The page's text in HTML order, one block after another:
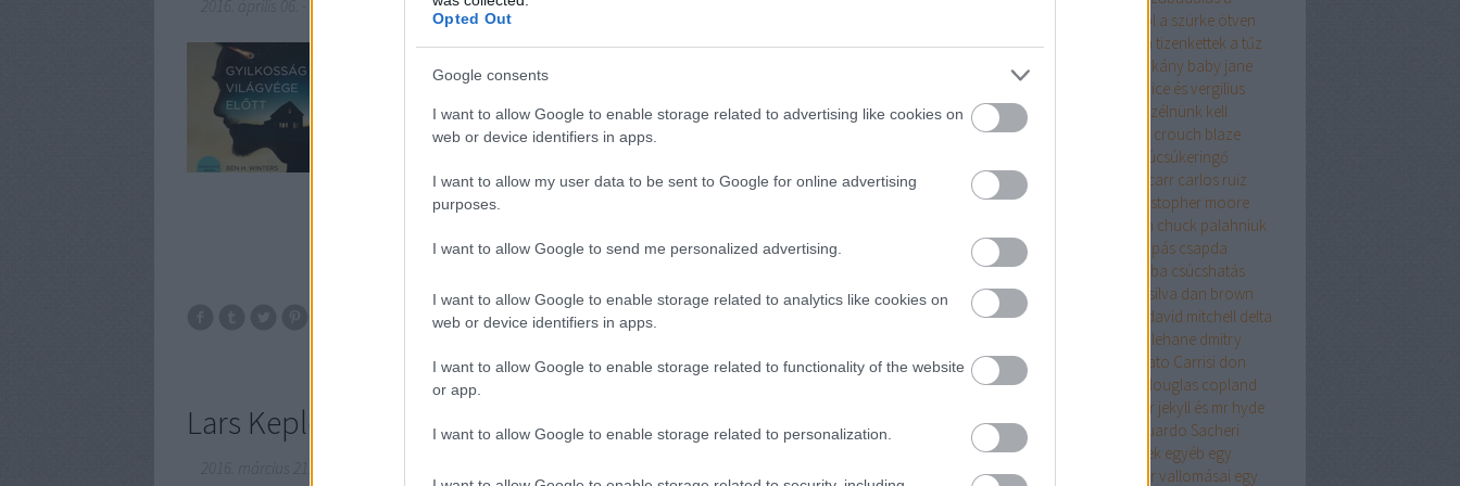
Opted Out
Google consents
I want to allow Google to enable storage related to advertising like cookies on
web or device identifiers in apps.
I want to allow my user data to be sent to Google for online advertising
purposes.
I want to allow Google to send me personalized advertising.
I want to allow Google to enable storage related to analytics like cookies on
web or device identifiers in apps.
I want to allow Google to enable storage related to functionality of the website
or app.
I want to allow Google to enable storage related to personalization.
Krimi köntösbe bújtatott apokaliptikus sci-fi, amely főként az emberre fókuszál. Mit
tennénk, ha tudnánk a világ végének dátumát? Hát hogy a fenébe nem találtam
mind meghalunk? Hank Palace nyomozó már számtalanszor…
TOVÁBB
Szólj hozzá!
könyv krimi agave ben h. winters
Lars Kepler - A tűz tanúja
szerelemről és más démonokról a szürke ötven
árnyalataa tanya a tizenkettek a tűz
a vacsora a velencei sárkány baby jane
barbár állatok
beatrice és vergilius
benkő lászló
beszélnünk kell
kevinrőlbiff evangéliuma blake crouch blaze
búcsúkeringő
budapest
budapest noir caleb carr carlos ruiz
zafóncartaphilus
christopher moore
chuck hogan chuck palahniuk
cigányút
Címkék csak egy harapás csapda
csikóéveink
csillagainkban a hiba csúcshatás
cyberpunkdaniel keyes daniel silva dan brown
darázsgyár
david mitchell delta
dennis lehane dmitry
glukhovskydonald james Donato Carrisi don
winslowdoppler
douglas copland
dr jekyll és mr hyde
különös esete
Eduardo Sacheri
Edward Albee
egerek és emberek egyéb egy
gyerekegy pohárral egy polgár vallomásai egy